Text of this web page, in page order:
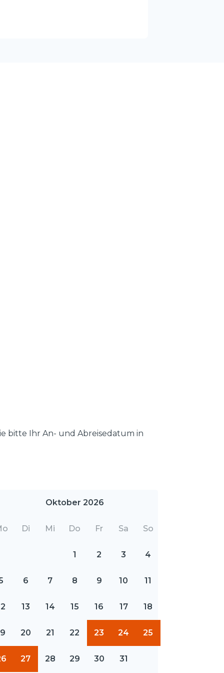
bitte Ihr An- und Abreisedatum in
Oktober 2026
Di Mi Do Fr Sa So
1 2 3 4
6 7 8 9 10 11
13 14 15 16 17 18
20 21 22 23 24 25
27 28 29 30 31